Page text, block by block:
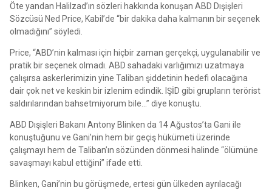
Öte yandan Halilzad’ın sözleri hakkında konuşan ABD Dışişleri
Sözcüsü Ned Price, Kabil’de “bir dakika daha kalmanın bir seçenek
olmadığını” söyledi.
Price, “ABD’nin kalması için hiçbir zaman gerçekçi, uygulanabilir ve
pratik bir seçenek olmadı. ABD sahadaki varlığımızı uzatmaya
çalışırsa askerlerimizin yine Taliban şiddetinin hedefi olacağına
dair çok net ve keskin bir izlenim edindik. IŞİD gibi grupların terörist
saldırılarından bahsetmiyorum bile…” diye konuştu.
ABD Dışişleri Bakanı Antony Blinken da 14 Ağustos’ta Gani ile
konuştuğunu ve Gani’nin hem bir geçiş hükümeti üzerinde
çalışmayı hem de Taliban’ın sözünden dönmesi halinde “ölümüne
savaşmayı kabul ettiğini” ifade etti.
Blinken, Gani’nin bu görüşmede, ertesi gün ülkeden ayrılacağı